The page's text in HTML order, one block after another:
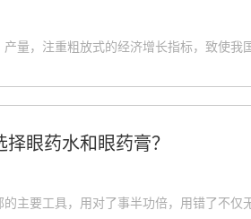
量，注重粗放式的经济增长指标，致使我
眼药水和眼药膏？
主要工具，用对了事半功倍，用错了不